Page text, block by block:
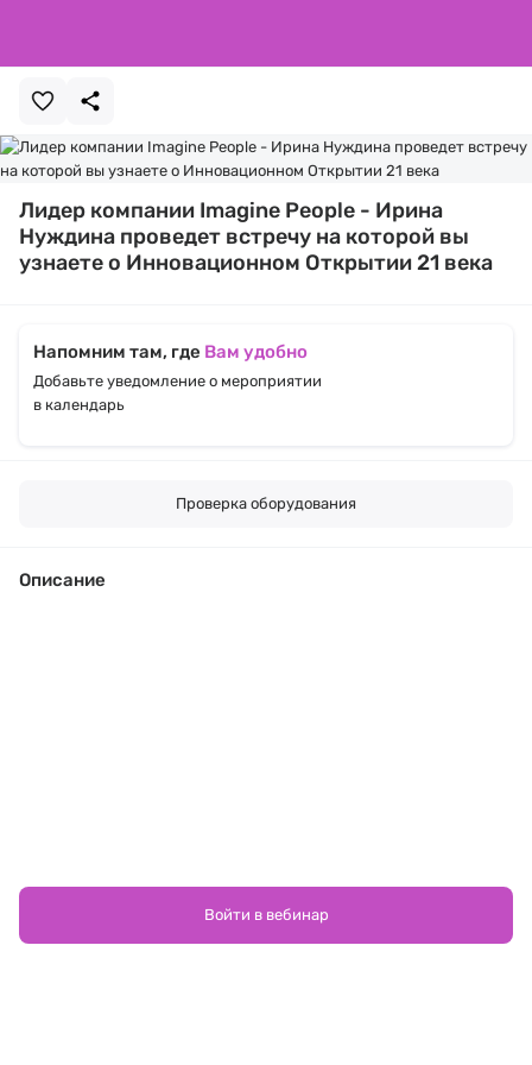
Лидер компании Imagine People - Ирина
Нуждина проведет встречу на которой вы
узнаете о Инновационном Открытии 21 века
Напомним там, где Вам удобно
Добавьте уведомление о мероприятии
в календарь
Проверка оборудования
Описание
Войти в вебинар